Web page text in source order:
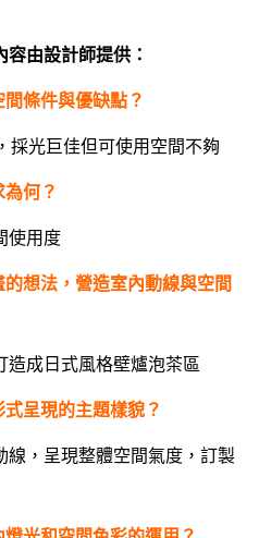
由設計師提供：
條件與優缺點？
採光巨佳但可使用空間不夠
何？
使用度
想法，營造室內動線與空間
成日式風格壁爐泡茶區
呈現的主題樣貌？
線，呈現整體空間氣度，訂製